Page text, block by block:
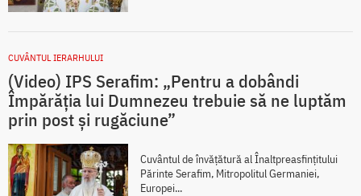
CUVÂNTUL IERARHULUI
(Video) IPS Serafim: „Pentru a dobândi
Împărăția lui Dumnezeu trebuie să ne luptăm
prin post și rugăciune”
Cuvântul de învățătură al Înaltpreasfințitului
Părinte Serafim, Mitropolitul Germaniei,
Europei...